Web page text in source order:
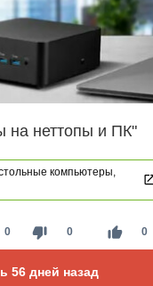
на неттопы и ПК"
компьютеры,
thumb_down 0 thumb_up 0
0
56 дней назад